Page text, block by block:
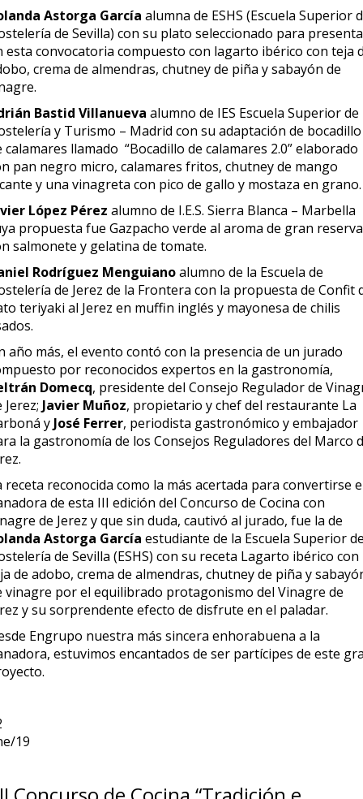
Astorga García alumna de ESHS (Escuela Superior
de Sevilla) con su plato seleccionado para
esta convocatoria compuesto con lagarto ibérico con teja
crema de almendras, chutney de piña y sabayón de
Bastid Villanueva alumno de IES Escuela Superior de
y Turismo – Madrid con su adaptación de bocadillo
calamares llamado “Bocadillo de calamares 2.0” elaborado
pan negro micro, calamares fritos, chutney de mango
y una vinagreta con pico de gallo y mostaza en grano.
López Pérez alumno de I.E.S. Sierra Blanca – Marbella
propuesta fue Gazpacho verde al aroma de gran reserva
salmonete y gelatina de tomate.
Rodríguez Menguianoalumno de la Escuela de
de Jerez de la Frontera con la propuesta de Confit
teriyaki al Jerez en muffin inglés y mayonesa de chilis
año más, el evento contó con la presencia de un jurado
por reconocidos expertos en la gastronomía,
Domecq, presidente del Consejo Regulador de
Jerez; Javier Muñoz, propietario y chef del restaurante La
yJosé Ferrer, periodista gastronómico y embajador
la gastronomía de los Consejos Reguladores del Marco
receta reconocida como la más acertada para convertirse
de esta III edición del Concurso de Cocina con
de Jerez y que sin duda, cautivó al jurado, fue la de
Astorga García estudiante de la Escuela Superior
de Sevilla (ESHS) con su receta Lagarto ibérico con
de adobo, crema de almendras, chutney de piña y
vinagre por el equilibrado protagonismo del Vinagre de
y su sorprendente efecto de disfrute en el paladar.
Engrupo nuestra más sincera enhorabuena a la
estuvimos encantados de ser partícipes de este
19